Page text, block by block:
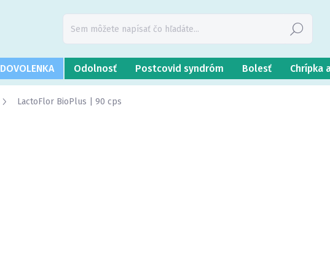
Hľadať
DOVOLENKA Odolnosť Postcovid syndróm Bolesť Chrípka
LactoFlor BioPlus | 90 cps